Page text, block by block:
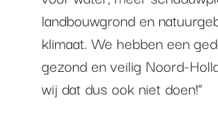
landbouwgrond en
klimaat. We hebben een
gezond en veilig Noord-
wij dat dus ook niet doen!”